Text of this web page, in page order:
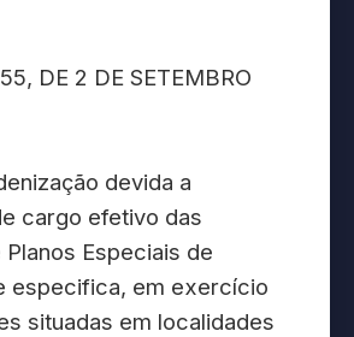
DE 2 DE SETEMBRO
devida a
cargo efetivo das
Especiais de
especifica, em exercício
situadas em localidades